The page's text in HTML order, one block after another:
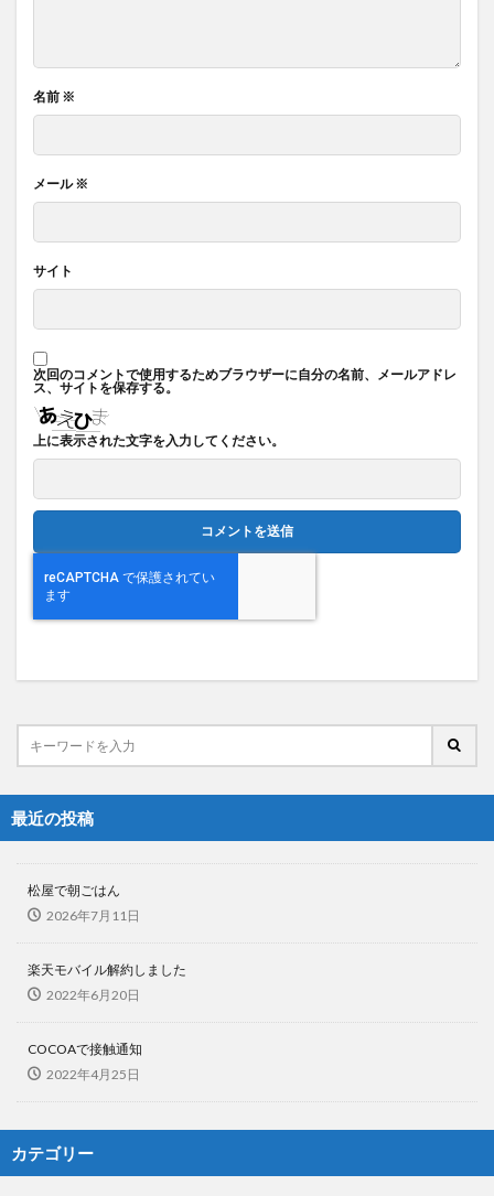
名前 ※
メール※
サイト
次回のコメントで使用するためブラウザーに自分の名前、メールアドレ
ス、サイトを保存する。
上に表示された文字を入力してください。
最近の投稿
松屋で朝ごはん
2026年7月11日
楽天モバイル解約しました
2022年6月20日
COCOAで接触通知
2022年4月25日
カテゴリー